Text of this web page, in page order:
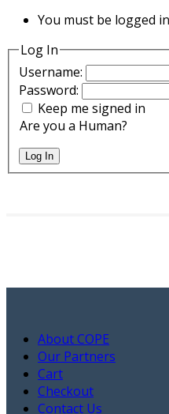
You must be logged
Log In
Username:
Password:
Keep me signed in
Are you a Human?
Log In
About COPE
Our Partners
Cart
Checkout
Contact Us